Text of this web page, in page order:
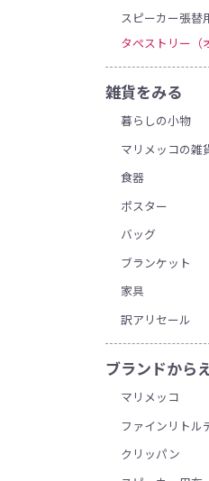
スピーカー張替
タペストリー（
雑貨をみる
暮らしの小物
マリメッコの雑
食器
ポスター
バッグ
ブランケット
家具
訳アリセール
ブランドから
マリメッコ
ファインリトル
クリッパン